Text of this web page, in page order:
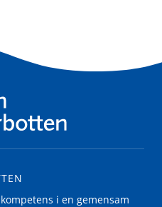
i en gemensam